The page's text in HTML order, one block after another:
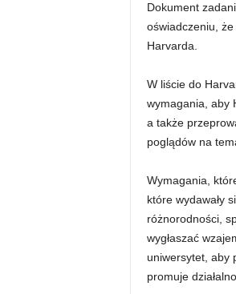
Dokument
oświadczeniu,
Harvarda.
W liście do
wymagania, aby
a także
poglądów na
Wymagania,
które wydawały
różnorodności,
wygłaszać
uniwersytet, aby
promuje